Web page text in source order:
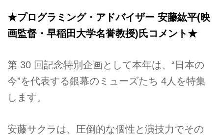
★プログラミング・アドバイザー 安藤紘平(映
画監督・早稲田大学名誉教授)氏コメント★
第 30 回記念特別企画として本年は、“日本の
今”を代表する銀幕のミューズたち 4人を特集
します。
安藤サクラは、圧倒的な個性と演技力でその